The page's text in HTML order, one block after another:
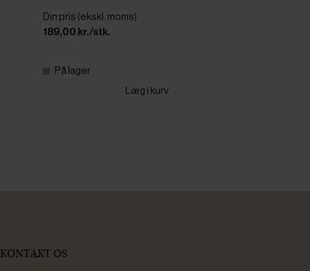
Din pris (ekskl. moms)
189,00 kr./stk.
På lager
Læg i kurv
KONTAKT OS